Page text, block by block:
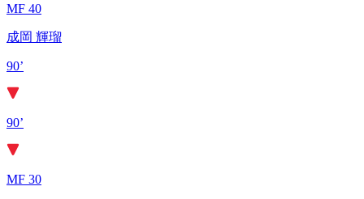
MF 40
成岡 輝瑠
90’
90’
MF 30